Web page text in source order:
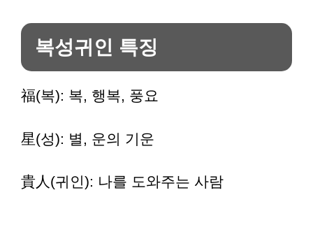
복성귀인 특징
福(복): 복, 행복, 풍요
星(성): 별, 운의 기운
貴人(귀인): 나를 도와주는 사람